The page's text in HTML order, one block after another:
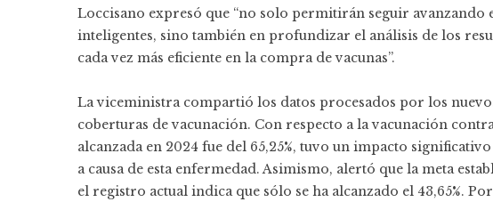
Loccisano expresó que “no solo permitirán seguir avanzando
inteligentes, sino también en profundizar el análisis de los
cada vez más eficiente en la compra de vacunas”.
La viceministra compartió los datos procesados por los
coberturas de vacunación. Con respecto a la vacunación
alcanzada en 2024 fue del 65,25%, tuvo un impacto
a causa de esta enfermedad. Asimismo, alertó que la meta
el registro actual indica que sólo se ha alcanzado el 43,65%.